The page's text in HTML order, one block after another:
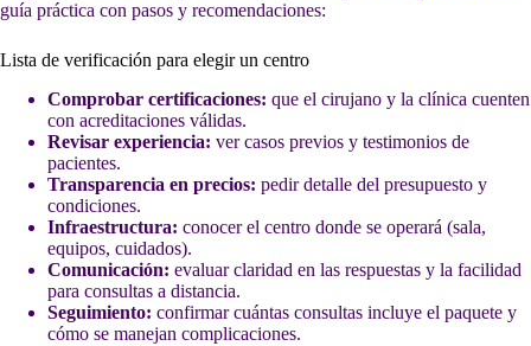
guía práctica con pasos y recomendaciones:
Lista de verificación para elegir un centro
Comprobar certificaciones: que el cirujano y la clínica cuenten
con acreditaciones válidas.
Revisar experiencia: ver casos previos y testimonios de
pacientes.
Transparencia en precios: pedir detalle del presupuesto y
condiciones.
Infraestructura: conocer el centro donde se operará (sala,
equipos, cuidados).
Comunicación: evaluar claridad en las respuestas y la facilidad
para consultas a distancia.
Seguimiento: confirmar cuántas consultas incluye el paquete y
cómo se manejan complicaciones.